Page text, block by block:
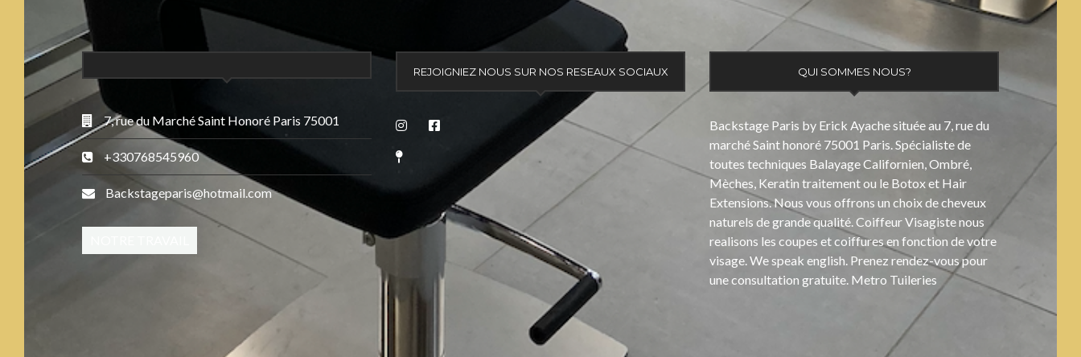
7, rue du Marché Saint Honoré Paris 75001
+330768545960
Backstageparis@hotmail.com
REJOIGNIEZ NOUS SUR NOS RESEAUX SOCIAUX QUI SOMMES NOUS?
Backstage Paris by Erick Ayache située au 7, rue du
marché Saint honoré 75001 Paris. Spécialiste de
toutes techniques Balayage Californien, Ombré,
Mèches, Keratin traitement ou le Botox et Hair
Extensions. Nous vous offrons un choix de cheveux
naturels de grande qualité. Coiffeur Visagiste nous
realisons les coupes et coiffures en fonction de votre
visage. We speak english. Prenez rendez-vous pour
une consultation gratuite. Metro Tuileries